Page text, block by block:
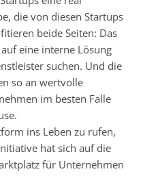
die von diesen Startups
beide Seiten: Das
eine interne Lösung
suchen. Und die
so an wertvolle
im besten Falle
ins Leben zu rufen,
hat sich auf die
für Unternehmen